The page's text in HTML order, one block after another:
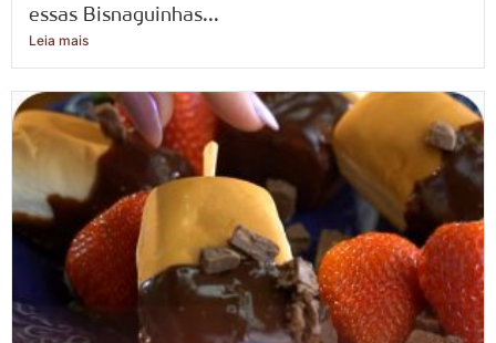
essas Bisnaguinhas...
Leia mais